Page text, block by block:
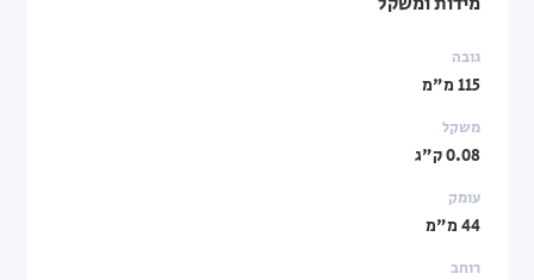
גובה
115 מ"מ
משקל
0.08 ק"ג
עומק
44 מ"מ
רוחב